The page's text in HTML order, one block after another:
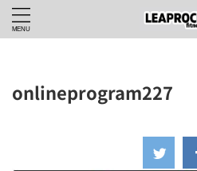
onlineprogram227